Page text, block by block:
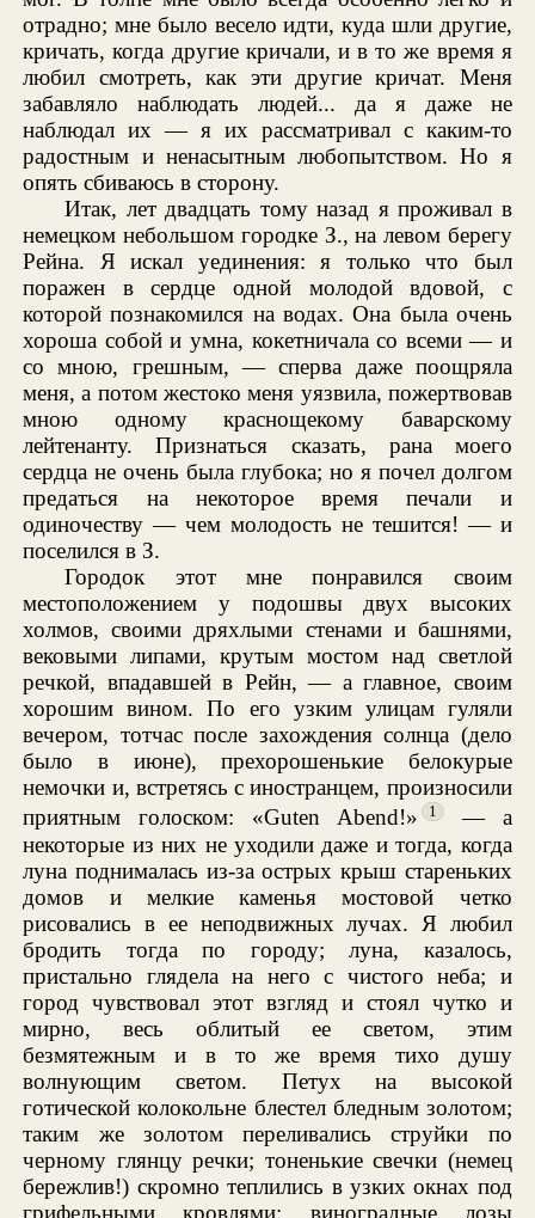
отрадно; мне было весело идти, куда шли другие,
кричать, когда другие кричали, и в то же время я
любил смотреть, как эти другие кричат. Меня
забавляло наблюдать людей... да я даже не
наблюдал их — я их рассматривал с каким-то
радостным и ненасытным любопытством. Но я
опять сбиваюсь в сторону.
Итак, лет двадцать тому назад я проживал в
немецком небольшом городке З., на левом берегу
Рейна. Я искал уединения: я только что был
поражен в сердце одной молодой вдовой, с
которой познакомился на водах. Она была очень
хороша собой и умна, кокетничала со всеми — и
со мною, грешным, — сперва даже поощряла
меня, а потом жестоко меня уязвила, пожертвовав
мною одному краснощекому баварскому
лейтенанту. Признаться сказать, рана моего
сердца не очень была глубока; но я почел долгом
предаться на некоторое время печали и
одиночеству — чем молодость не тешится! — и
поселился в З.
Городок этот мне понравился своим
местоположением у подошвы двух высоких
холмов, своими дряхлыми стенами и башнями,
вековыми липами, крутым мостом над светлой
речкой, впадавшей в Рейн, — а главное, своим
хорошим вином. По его узким улицам гуляли
вечером, тотчас после захождения солнца (дело
было в июне), прехорошенькие белокурые
немочки и, встретясь с иностранцем, произносили
приятным голоском: «Guten Abend!»
1
— а
некоторые из них не уходили даже и тогда, когда
луна поднималась из-за острых крыш стареньких
домов и мелкие каменья мостовой четко
рисовались в ее неподвижных лучах. Я любил
бродить тогда по городу; луна, казалось,
пристально глядела на него с чистого неба; и
город чувствовал этот взгляд и стоял чутко и
мирно, весь облитый ее светом, этим
безмятежным и в то же время тихо душу
волнующим светом. Петух на высокой
готической колокольне блестел бледным золотом;
таким же золотом переливались струйки по
черному глянцу речки; тоненькие свечки (немец
бережлив!) скромно теплились в узких окнах под
грифельными кровлями; виноградные лозы